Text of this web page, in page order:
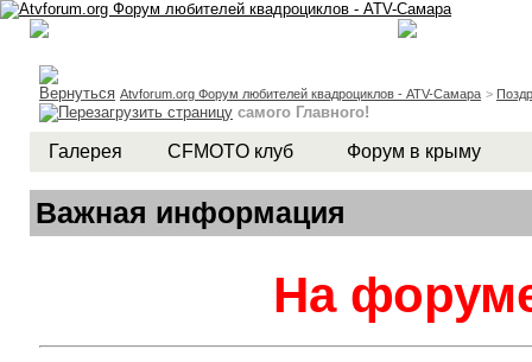
Atvforum.org Форум любителей квадроциклов - ATV-Самара >
самого Главного!
Галерея CFMOTO клуб Форум в крыму
Важная информация
На